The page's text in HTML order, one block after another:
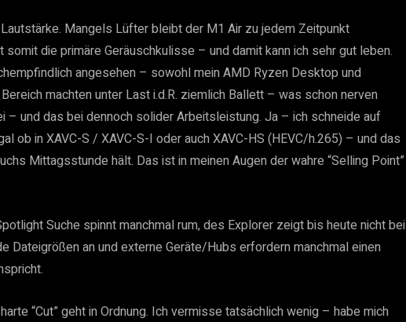
Mangels Lüfter bleibt der M1 Air zu jedem Zeitpunkt
die primäre Geräuschkulisse – und damit kann ich sehr gut leben.
angesehen – sowohl mein AMD Ryzen Desktop und
machten unter Last i.d.R. ziemlich Ballett – was schon nerven
– und das bei dennoch solider Arbeitsleistung. Ja – ich schneide auf
ob in XAVC-S / XAVC-S-I oder auch XAVC-HS (HEVC/h.265) – und das
Mittagsstunde hält. Das ist in meinen Augen der wahre “Selling Point”
Suche spinnt manchmal rum, des Explorer zeigt bis heute nicht bei
Dateigrößen an und externe Geräte/Hubs erfordern manchmal einen
“Cut” geht in Ordnung. Ich vermisse tatsächlich wenig – habe mich